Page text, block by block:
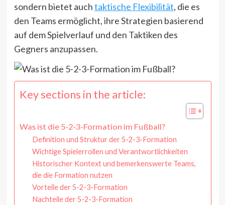
sondern bietet auchtaktische Flexibilität, die es
den Teams ermöglicht, ihre Strategien basierend
auf dem Spielverlauf und den Taktiken des
Gegners anzupassen.
Key sections in the article:
Was ist die 5-2-3-Formation im Fußball?
Definition und Struktur der 5-2-3-Formation
Wichtige Spielerrollen und Verantwortlichkeiten
Historischer Kontext und bemerkenswerte Teams,
die die Formation nutzen
Vorteile der 5-2-3-Formation
Nachteile der 5-2-3-Formation